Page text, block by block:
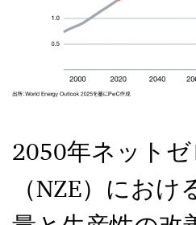
2050年ネット
（NZE）にお